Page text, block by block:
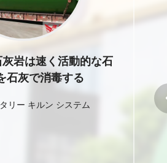
岩は速く活動的な石
石灰で消毒する
リー キルン システム